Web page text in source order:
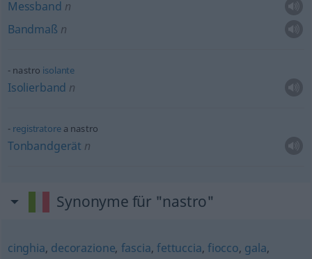
Messband n
Bandmaß n
nastro isolante
Isolierband n
registratorea nastro
Tonbandgerät n
Synonyme für "nastro"
cinghia, decorazione, fascia, fettuccia, fiocco, gala,